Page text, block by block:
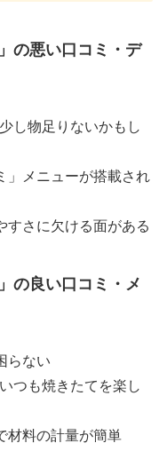
の悪い口コミ・デ
し物足りないかもし
」メニューが搭載され
すさに欠ける面がある
の良い口コミ・メ
らない
つも焼きたてを楽し
材料の計量が簡単